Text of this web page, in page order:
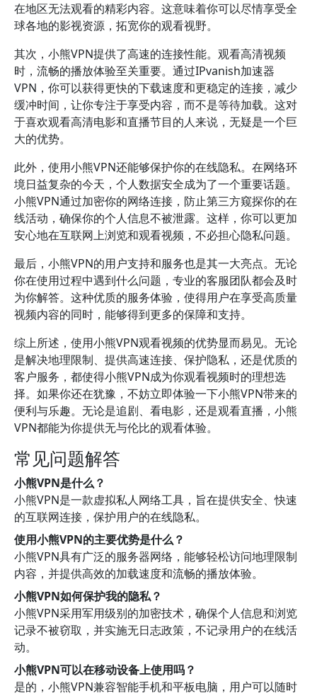
在地区无法观看的精彩内容。这意味着你可以尽情享受全
球各地的影视资源，拓宽你的观看视野。
其次，小熊VPN提供了高速的连接性能。观看高清视频
时，流畅的播放体验至关重要。通过IPvanish加速器
VPN，你可以获得更快的下载速度和更稳定的连接，减少
缓冲时间，让你专注于享受内容，而不是等待加载。这对
于喜欢观看高清电影和直播节目的人来说，无疑是一个巨
大的优势。
此外，使用小熊VPN还能够保护你的在线隐私。在网络环
境日益复杂的今天，个人数据安全成为了一个重要话题。
小熊VPN通过加密你的网络连接，防止第三方窥探你的在
线活动，确保你的个人信息不被泄露。这样，你可以更加
安心地在互联网上浏览和观看视频，不必担心隐私问题。
最后，小熊VPN的用户支持和服务也是其一大亮点。无论
你在使用过程中遇到什么问题，专业的客服团队都会及时
为你解答。这种优质的服务体验，使得用户在享受高质量
视频内容的同时，能够得到更多的保障和支持。
综上所述，使用小熊VPN观看视频的优势显而易见。无论
是解决地理限制、提供高速连接、保护隐私，还是优质的
客户服务，都使得小熊VPN成为你观看视频时的理想选
择。如果你还在犹豫，不妨立即体验一下小熊VPN带来的
便利与乐趣。无论是追剧、看电影，还是观看直播，小熊
VPN都能为你提供无与伦比的观看体验。
常见问题解答
小熊VPN是什么？
小熊VPN是一款虚拟私人网络工具，旨在提供安全、快速
的互联网连接，保护用户的在线隐私。
使用小熊VPN的主要优势是什么？
小熊VPN具有广泛的服务器网络，能够轻松访问地理限制
内容，并提供高效的加载速度和流畅的播放体验。
小熊VPN如何保护我的隐私？
小熊VPN采用军用级别的加密技术，确保个人信息和浏览
记录不被窃取，并实施无日志政策，不记录用户的在线活
动。
小熊VPN可以在移动设备上使用吗？
是的，小熊VPN兼容智能手机和平板电脑，用户可以随时